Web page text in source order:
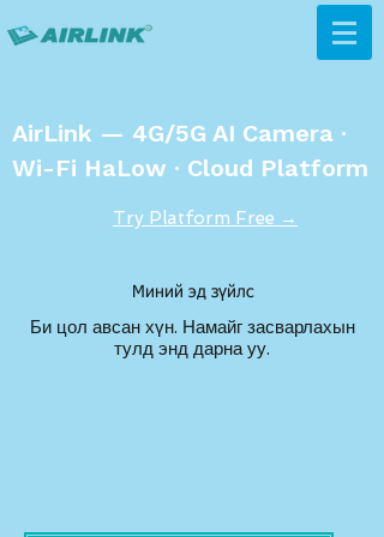
AirLink — 4G/5G AI Camera ·
Wi-Fi HaLow · Cloud Platform
Try Platform Free →
Миний эд зүйлс
Би цол авсан хүн.​ Намайг засварлахын
тулд энд дарна уу.